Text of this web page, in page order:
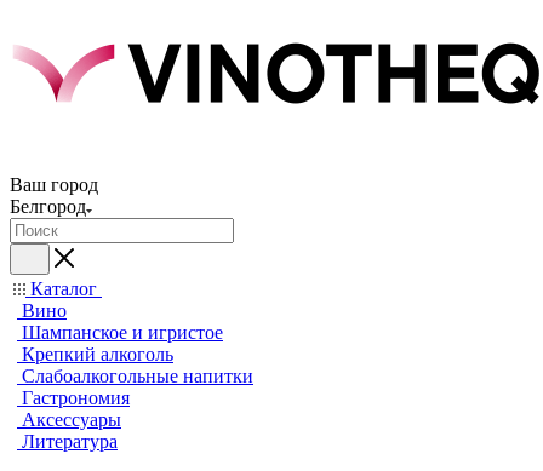
Ваш город
Белгород
Каталог
Вино
Шампанское и игристое
Крепкий алкоголь
Слабоалкогольные напитки
Гастрономия
Аксессуары
Литература